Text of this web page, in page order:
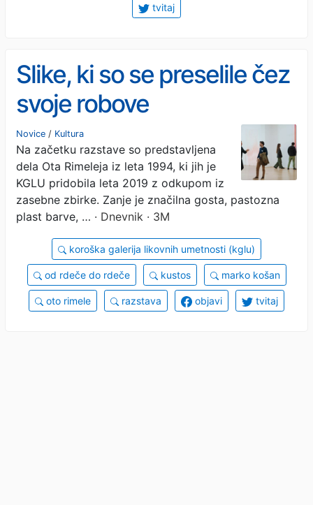
tvitaj
Slike, ki so se preselile čez
svoje robove
Novice / Kultura
Na začetku razstave so predstavljena
dela Ota Rimeleja iz leta 1994, ki jih je
KGLU pridobila leta 2019 z odkupom iz
zasebne zbirke. Zanje je značilna gosta, pastozna
plast barve, … · Dnevnik · 3M
koroška galerija likovnih umetnosti (kglu)
od rdeče do rdeče kustos marko košan
oto rimele razstava objavi tvitaj